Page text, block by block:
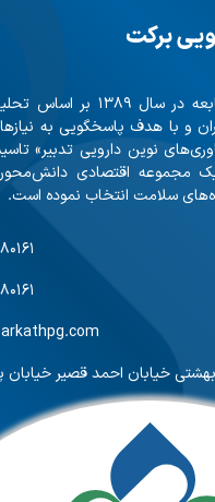
برکت
با بیش از ۲۰ شرکت تابعه در سال
و با هدف پاسخگویی به
نوین دارویی تدبیر»
مجموعه اقتصادی دانش‌محور
سلامت انتخاب نموده است.
خیابان احمد قصیر خیابان